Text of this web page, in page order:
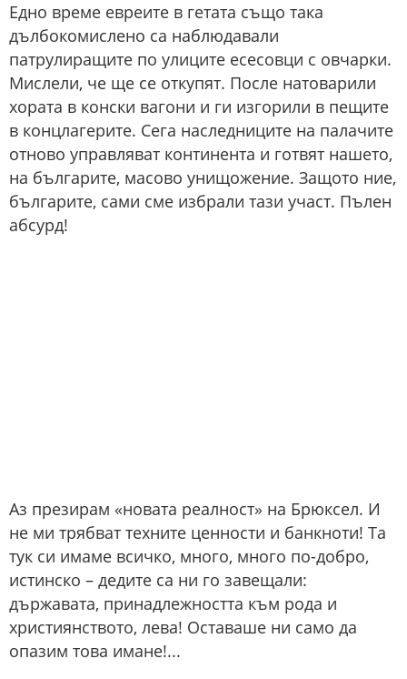
Едно време евреите в гетата също така
дълбокомислено са наблюдавали
патрулиращите по улиците есесовци с овчарки.
Мислели, че ще се откупят. После натоварили
хората в конски вагони и ги изгорили в пещите
в концлагерите. Сега наследниците на палачите
отново управляват континента и готвят нашето,
на българите, масово унищожение. Защото ние,
българите, сами сме избрали тази участ. Пълен
абсурд!
Аз презирам «новата реалност» на Брюксел. И
не ми трябват техните ценности и банкноти! Та
тук си имаме всичко, много, много по-добро,
истинско – дедите са ни го завещали:
държавата, принадлежността към рода и
християнството, лева! Оставаше ни само да
опазим това имане!...